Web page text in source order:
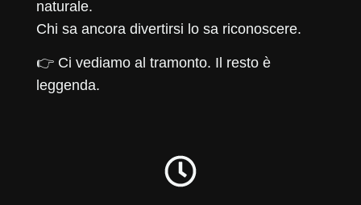
naturale.
Chi sa ancora divertirsi lo sa riconoscere.
👉 Ci vediamo al tramonto. Il resto è
leggenda.